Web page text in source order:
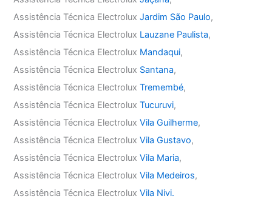
Assistência Técnica ElectroluxJardim São Paulo,
Assistência Técnica Electrolux Lauzane Paulista,
Assistência Técnica Electrolux Mandaqui,
Assistência Técnica Electrolux Santana,
Assistência Técnica ElectroluxTremembé,
Assistência Técnica ElectroluxTucuruvi,
Assistência Técnica ElectroluxVila Guilherme,
Assistência Técnica ElectroluxVila Gustavo,
Assistência Técnica ElectroluxVila Maria,
Assistência Técnica ElectroluxVila Medeiros,
Assistência Técnica ElectroluxVila Nivi.